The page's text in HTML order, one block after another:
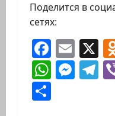
Поделится в
сетях:
X